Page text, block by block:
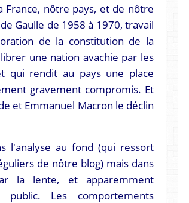
nôtre pays, et de nôtre
Gaulle de 1958 à 1970, travail
de la constitution de la
une nation avachie par les
qui rendit au pays une place
gravement compromis. Et
et Emmanuel Macron le déclin
l'analyse au fond (qui ressort
de nôtre blog) mais dans
la lente, et apparemment
Les comportements